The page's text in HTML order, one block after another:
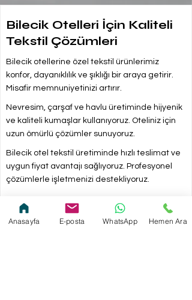
Bilecik Otelleri İçin Kaliteli
Tekstil Çözümleri
Bilecik otellerine özel tekstil ürünlerimiz
konfor, dayanıklılık ve şıklığı bir araya getirir.
Misafir memnuniyetinizi artırır.
Nevresim, çarşaf ve havlu üretiminde hijyenik
ve kaliteli kumaşlar kullanıyoruz. Oteliniz için
uzun ömürlü çözümler sunuyoruz.
Bilecik otel tekstil üretiminde hızlı teslimat ve
uygun fiyat avantajı sağlıyoruz. Profesyonel
çözümlerle işletmenizi destekliyoruz.
Anasayfa E-posta WhatsApp Hemen Ara